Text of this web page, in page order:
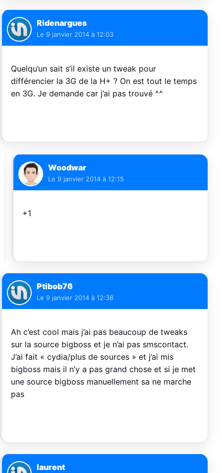
Ridenargues
Le 9 janvier 2014 à 12:03
Quelqu’un sait s’il existe un tweak pour
différencier la 3G de la H+ ? On est tout le temps
en 3G. Je demande car j’ai pas trouvé ^^
Woodwar
Le 9 janvier 2014 à 12:15
+1
Ptibob76
Le 9 janvier 2014 à 12:38
Ah c’est cool mais j’ai pas beaucoup de tweaks
sur la source bigboss et je n’ai pas smscontact.
J’ai fait « cydia/plus de sources » et j’ai mis
bigboss mais il n’y a pas grand chose et si je met
une source bigboss manuellement sa ne marche
pas
laurent